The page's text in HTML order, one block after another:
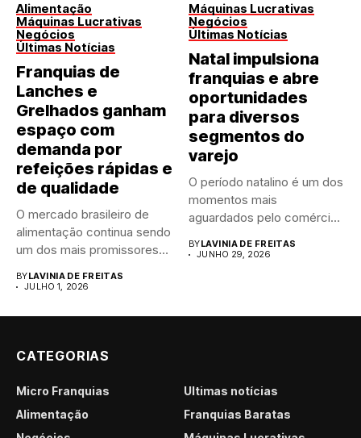
Alimentação
Máquinas Lucrativas
Negócios
Últimas Notícias
Franquias de
Lanches e
Grelhados ganham
espaço com
demanda por
refeições rápidas e
de qualidade
O mercado brasileiro de
alimentação continua sendo
um dos mais promissores
BYLAVINIA DE FREITAS
JULHO 1, 2026
Máquinas Lucrativas
Negócios
Últimas Notícias
Natal impulsiona
franquias e abre
oportunidades
para diversos
segmentos do
varejo
O período natalino é um dos
momentos mais
aguardados pelo comércio
BYLAVINIA DE FREITAS
JUNHO 29, 2026
CATEGORIAS
Micro Franquias
Últimas notícias
Alimentação
Franquias Baratas